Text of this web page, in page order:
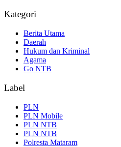
Kategori
Berita Utama
Daerah
Hukum dan Kriminal
Agama
Go NTB
Label
PLN
PLN Mobile
PLN NTB
PLN NTB
Polresta Mataram